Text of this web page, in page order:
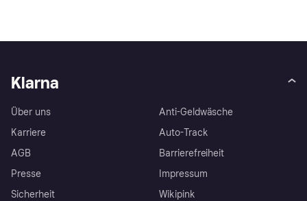
Klarna
Über uns
Karriere
AGB
Presse
Sicherheit
Anti-Geldwäsche
Auto-Track
Barrierefreiheit
Impressum
Wikipink